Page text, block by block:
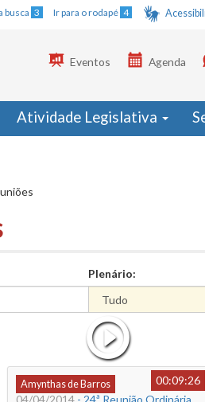
busca 3 Ir para o rodapé 4
Eventos Agenda
Atividade Legislativa
Plenário:
Amynthas de Barros
00:09:26
04/04/2014- 24ª Reunião Ordinária